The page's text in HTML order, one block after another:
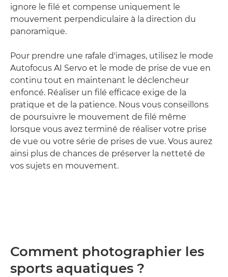
ignore le filé et compense uniquement le
mouvement perpendiculaire à la direction du
panoramique.
Pour prendre une rafale d'images, utilisez le mode
Autofocus AI Servo et le mode de prise de vue en
continu tout en maintenant le déclencheur
enfoncé. Réaliser un filé efficace exige de la
pratique et de la patience. Nous vous conseillons
de poursuivre le mouvement de filé même
lorsque vous avez terminé de réaliser votre prise
de vue ou votre série de prises de vue. Vous aurez
ainsi plus de chances de préserver la netteté de
vos sujets en mouvement.
Comment photographier les
sports aquatiques ?